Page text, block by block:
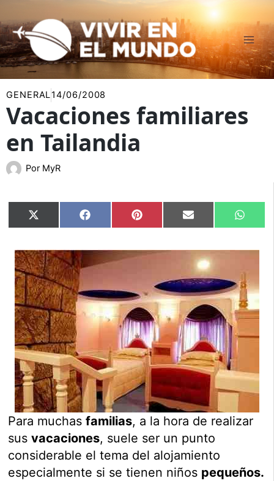
al
contenido
GENERAL14/06/2008
Vacaciones familiares
en Tailandia
Por MyR
Compartir
en
X
(Twitter)
Compartir
en
Facebook Compartir
en
Pinterest Compartir
en
Email
en
Para muchasfamilias, a la hora de realizar
susvacaciones, suele ser un punto
considerable el tema del alojamiento
especialmente si se tienen niños pequeños.